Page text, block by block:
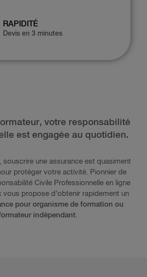
RAPIDITÉ
Devis en 3 minutes
votre responsabilité
est engagée au quotidien.
souscrire une assurance est quasiment
protéger votre activité. Pionnier de
Civile Professionnelle en ligne
vous propose d’obtenir rapidement un
pour organisme de formation ou
indépendant